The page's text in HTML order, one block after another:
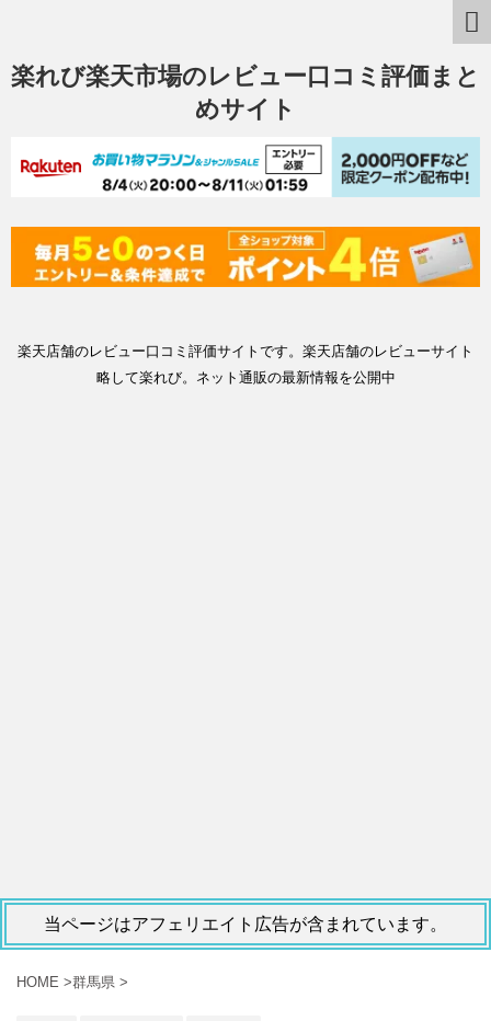
楽れび楽天市場のレビュー口コミ評価まと
めサイト
楽天店舗のレビュー口コミ評価サイトです。楽天店舗のレビューサイト
略して楽れび。ネット通販の最新情報を公開中
当ページはアフェリエイト広告が含まれています。
HOME >群馬県 >